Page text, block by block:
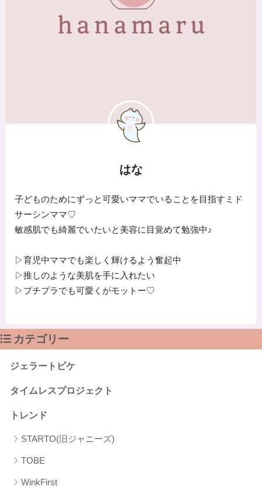
はな
子どものためにずっと可愛いママでいることを目指すミド
サーシンママ♡
敏感肌でも綺麗でいたいと美容に目覚めて勉強中♪
▷育児中ママでも楽しく輝けるよう奮起中
▷推しのような美肌を手に入れたい
▷プチプラでも可愛くがモットー♡
カテゴリー
ジェラートピケ
タイムレスプロジェクト
トレンド
STARTO(旧ジャニーズ)
TOBE
WinkFirst